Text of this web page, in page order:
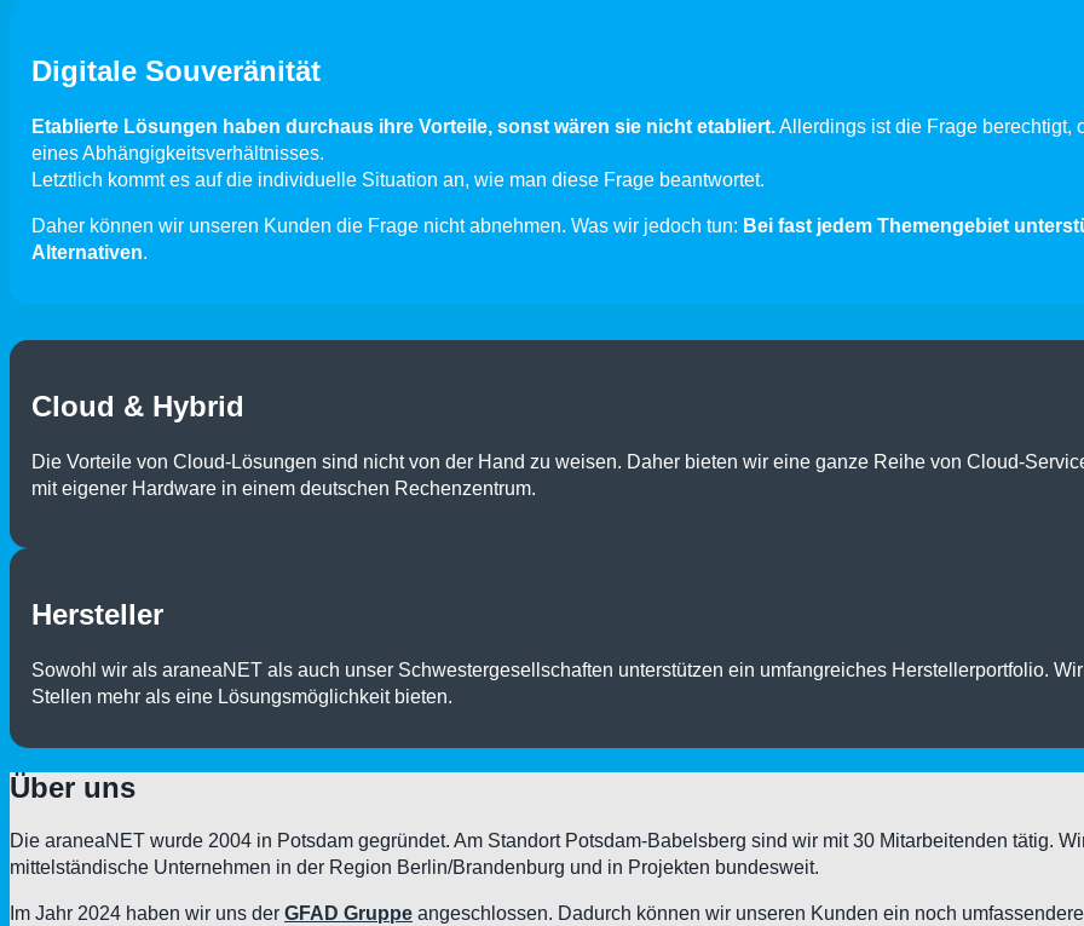
Digitale Souveränität
Etablierte Lösungen haben durchaus ihre Vorteile, sonst wären sie nicht etabliert.Allerdings ist die Frage berechtigt,
eines Abhängigkeitsverhältnisses.
Letztlich kommt es auf die individuelle Situation an, wie man diese Frage beantwortet.
Daher können wir unseren Kunden die Frage nicht abnehmen. Was wir jedoch tun: Bei fast jedem Themengebiet
Alternativen.
Cloud & Hybrid
Die Vorteile von Cloud-Lösungen sind nicht von der Hand zu weisen. Daher bieten wir eine ganze Reihe von Cloud-
mit eigener Hardware in einem deutschen Rechenzentrum.
Hersteller
Sowohl wir als araneaNET als auch unser Schwestergesellschaften unterstützen ein umfangreiches Herstellerportfolio.
Stellen mehr als eine Lösungsmöglichkeit bieten.
Über uns
Die araneaNET wurde 2004 in Potsdam gegründet. Am Standort Potsdam-Babelsberg sind wir mit 30 Mitarbeitenden tätig.
mittelständische Unternehmen in der Region Berlin/Brandenburg und in Projekten bundesweit.
Im Jahr 2024 haben wir uns der GFAD Gruppe angeschlossen. Dadurch können wir unseren Kunden ein noch